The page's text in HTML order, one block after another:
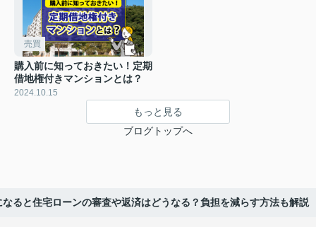
売買
購入前に知っておきたい！定期
借地権付きマンションとは？
2024.10.15
もっと見る
ブログトップへ
なると住宅ローンの審査や返済はどうなる？負担を減らす方法も解説